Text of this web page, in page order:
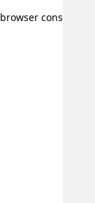
browser console for